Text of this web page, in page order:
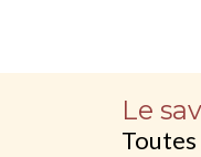
Le
Toutes